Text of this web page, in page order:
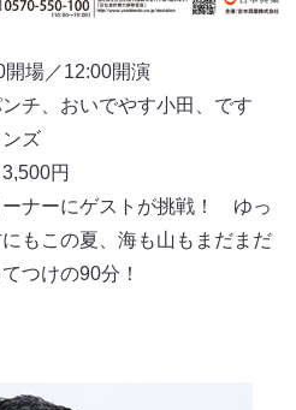
開場／12:00開演
チ、おいでやす小田、です
ズ
円
ーナーにゲストが挑戦！ ゆっ
もこの夏、海も山もまだまだ
つけの90分！